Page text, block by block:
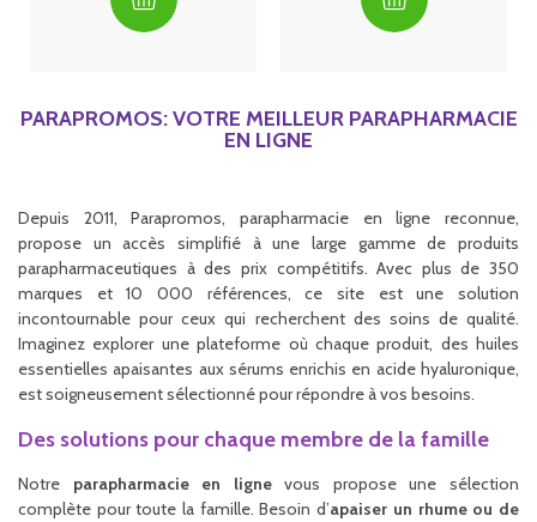
PARAPROMOS: VOTRE MEILLEUR PARAPHARMACIE
EN LIGNE
Depuis 2011, Parapromos, parapharmacie en ligne reconnue,
propose un accès simplifié à une large gamme de produits
parapharmaceutiques à des prix compétitifs. Avec plus de 350
marques et 10 000 références, ce site est une solution
incontournable pour ceux qui recherchent des soins de qualité.
Imaginez explorer une plateforme où chaque produit, des huiles
essentielles apaisantes aux sérums enrichis en acide hyaluronique,
est soigneusement sélectionné pour répondre à vos besoins.
Des solutions pour chaque membre de la famille
Notre parapharmacie en lignevous propose une sélection
complète pour toute la famille. Besoin d’apaiser un rhume ou de